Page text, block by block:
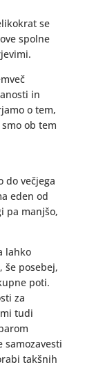
se
spolne
in
o tem,
ob tem
do večjega
eden od
pa manjšo,
lahko
še posebej,
poti.
za
tudi
samozavesti
takšnih